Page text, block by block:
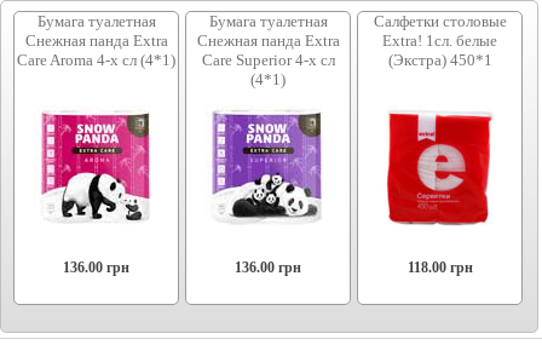
Бумага туалетная
Снежная панда Extra
Care Aroma 4-х сл (4*1)
136.00 грн
Бумага туалетная
Снежная панда Extra
Care Superior 4-х сл
(4*1)
136.00 грн
Салфетки столовые
Extra! 1сл. белые
(Экстра) 450*1
118.00грн